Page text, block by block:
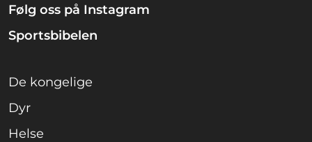
Følg oss på Instagram
Sportsbibelen
De kongelige
Dyr
Helse